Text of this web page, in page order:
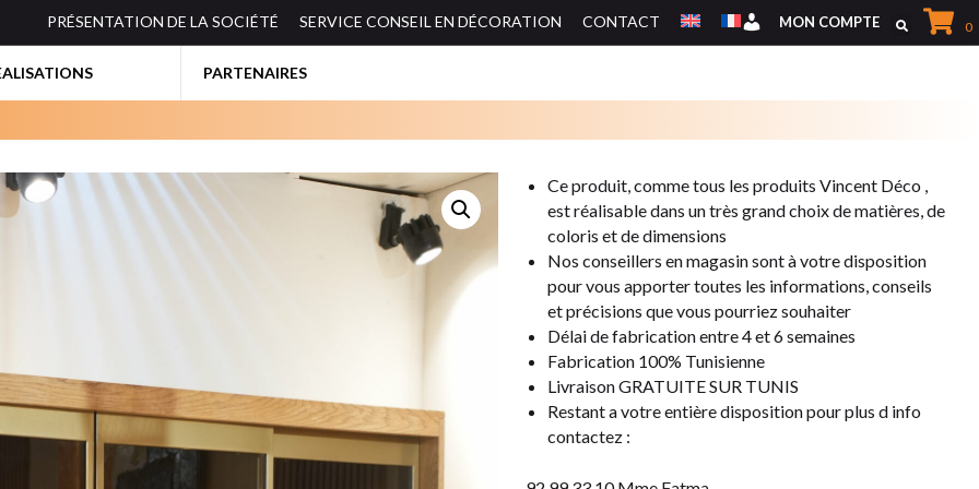
PRÉSENTATION DE LA SOCIÉTÉ SERVICE CONSEIL EN DÉCORATION CONTACT Mon Compte
MON COMPTE 0
MEUBLES TV
PARTENAIRES
Ce produit, comme tous les produits Vincent Déco ,
est réalisable dans un très grand choix de matières,de
coloris et de dimensions
Nos conseillers en magasin sont à votre disposition
pour vous apportertoutes les informations, conseils
et précisions que vous pourriez souhaiter
Délai de fabrication entre 4 et 6 semaines
Fabrication 100% Tunisienne
Livraison GRATUITE SUR TUNIS
Restant a votre entière disposition pour plus d info
contactez :